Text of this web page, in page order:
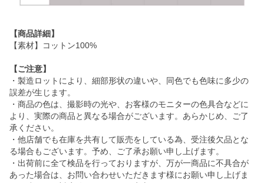
【商品詳細】
【素材】コットン100%
【ご注意】
・製造ロットにより、細部形状の違いや、同色でも色味に多少の
誤差が生じます。
・商品の色は、撮影時の光や、お客様のモニターの色具合などに
より、実際の商品と異なる場合がございます。あらかじめ、ご了
承ください。
・他店舗でも在庫を共有して販売をしている為、受注後欠品とな
る場合もございます。予め、ご了承お願い申し上げます。
・出荷前に全て検品を行っておりますが、万が一商品に不具合が
あった場合は、お問い合わせいただきます様にお願い申し上げま